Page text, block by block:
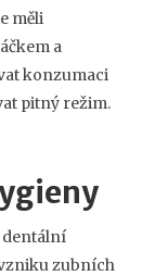
měli
a
konzumaci
pitný režim.
dentální
zubních